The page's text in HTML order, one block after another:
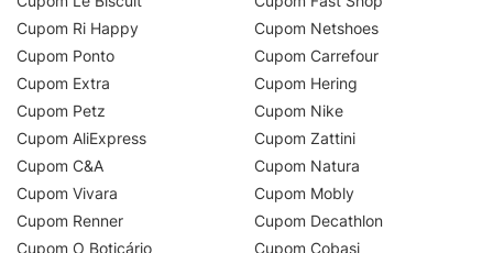
Cupom Ri Happy
Cupom Ponto
Cupom Extra
Cupom Petz
Cupom AliExpress
Cupom C&A
Cupom Vivara
Cupom Renner
Cupom O Boticário
Cupom Netshoes
Cupom Carrefour
Cupom Hering
Cupom Nike
Cupom Zattini
Cupom Natura
Cupom Mobly
Cupom Decathlon
Cupom Cobasi